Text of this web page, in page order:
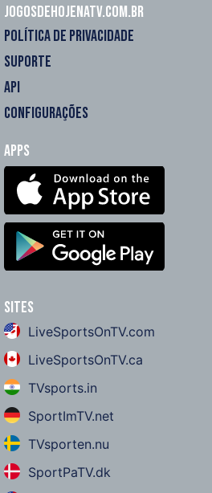
Jogosdehojenatv.com.br
POLÍTICA DE PRIVACIDADE
SUPORTE
API
CONFIGURAÇÕES
Apps
Sites
LiveSportsOnTV.com
LiveSportsOnTV.ca
TVsports.in
SportImTV.net
TVsporten.nu
SportPaTV.dk